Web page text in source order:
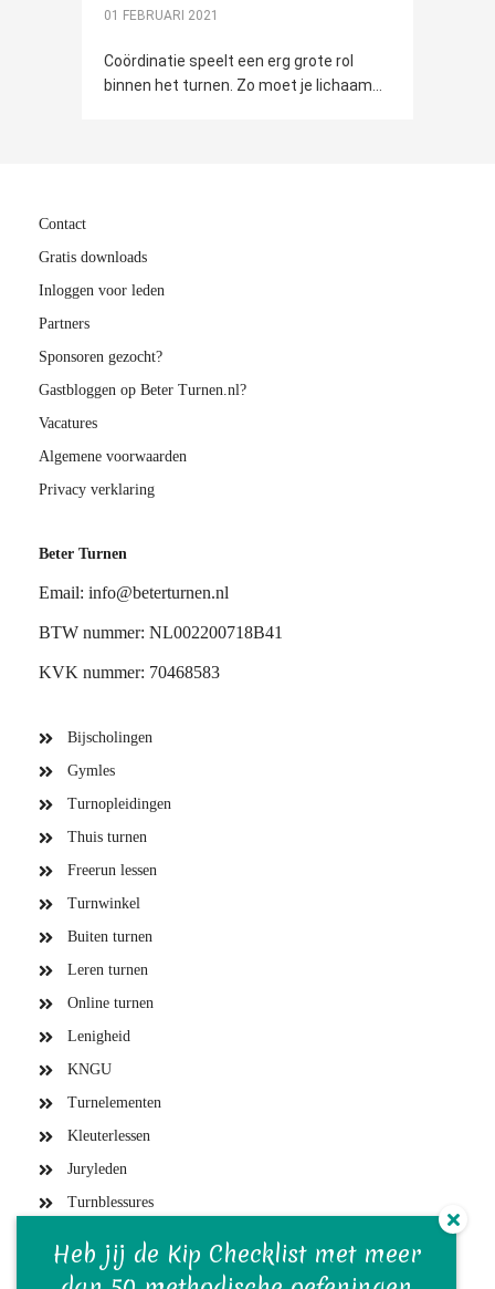
01 FEBRUARI 2021
Coördinatie speelt een erg grote rol
binnen het turnen. Zo moet je lichaam...
Contact
Gratis downloads
Inloggen voor leden
Partners
Sponsoren gezocht?
Gastbloggen op Beter Turnen.nl?
Vacatures
Algemene voorwaarden
Privacy verklaring
Beter Turnen
Email: info@beterturnen.nl
BTW nummer: NL002200718B41
KVK nummer: 70468583
Bijscholingen
Gymles
Turnopleidingen
Thuis turnen
Freerun lessen
Turnwinkel
Buiten turnen
Leren turnen
Online turnen
Lenigheid
KNGU
Turnelementen
Kleuterlessen
Juryleden
Turnblessures
Gymvereniging en bestuur
Heb jij de Kip Checklist met meer